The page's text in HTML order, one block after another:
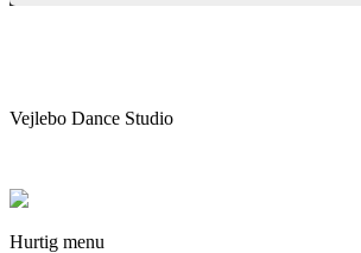
Vejlebo Dance Studio
Hurtig menu